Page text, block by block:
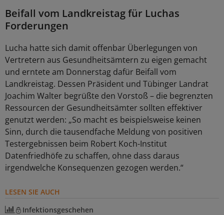
Beifall vom Landkreistag für Luchas
Forderungen
Lucha hatte sich damit offenbar Überlegungen von
Vertretern aus Gesundheitsämtern zu eigen gemacht
und erntete am Donnerstag dafür Beifall vom
Landkreistag. Dessen Präsident und Tübinger Landrat
Joachim Walter begrüßte den Vorstoß – die begrenzten
Ressourcen der Gesundheitsämter sollten effektiver
genutzt werden: „So macht es beispielsweise keinen
Sinn, durch die tausendfache Meldung von positiven
Testergebnissen beim Robert Koch-Institut
Datenfriedhöfe zu schaffen, ohne dass daraus
irgendwelche Konsequenzen gezogen werden.“
LESEN SIE AUCH
Infektionsgeschehen